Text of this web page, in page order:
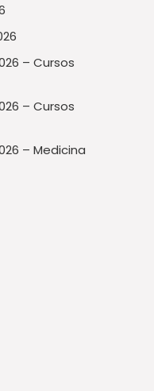
– Cursos
– Cursos
– Medicina